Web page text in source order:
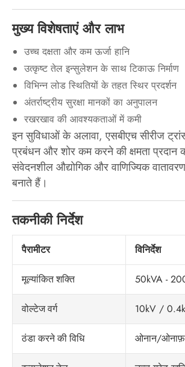
मुख्य विशेषताएं और लाभ
उच्च दक्षता और कम ऊर्जा हानि
उत्कृष्ट तेल इन्सुलेशन के साथ टिकाऊ निर्माण
विभिन्न लोड स्थितियों के तहत स्थिर प्रदर्शन
अंतर्राष्ट्रीय सुरक्षा मानकों का अनुपालन
रखरखाव की आवश्यकताओं में कमी
इन सुविधाओं के अलावा, एसबीएच सीरीज
प्रबंधन और शोर कम करने की क्षमता प्रदान
संवेदनशील औद्योगिक और वाणिज्यिक
बनाते हैं।
तकनीकी निर्देश
पैरामीटर विनिर्देश
मूल्यांकित शक्ति 50kVA -
वोल्टेज वर्ग 10kV /
ठंडा करने की विधि ओनान/ओनाफ़